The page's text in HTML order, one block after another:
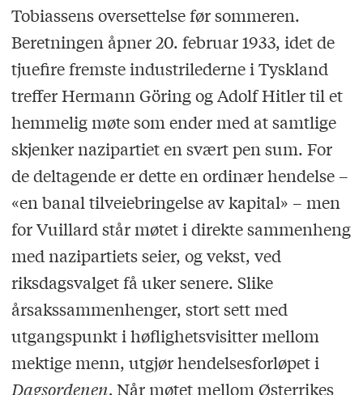
Tobiassens oversettelse før sommeren.
Beretningen åpner 20. februar 1933, idet de
tjuefire fremste industrilederne i Tyskland
treffer Hermann Göring og Adolf Hitler til et
hemmelig møte som ender med at samtlige
skjenker nazipartiet en svært pen sum. For
de deltagende er dette en ordinær hendelse –
«en banal tilveiebringelse av kapital» – men
for Vuillard står møtet i direkte sammenheng
med nazipartiets seier, og vekst, ved
riksdagsvalget få uker senere. Slike
årsakssammenhenger, stort sett med
utgangspunkt i høflighetsvisitter mellom
mektige menn, utgjør hendelsesforløpet i
Dagsordenen. Når møtet mellom Østerrikes